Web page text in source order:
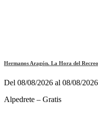
Hermanos Aragón. La Hora del
Del 08/08/2026 al 08/08/2026
Alpedrete – Gratis